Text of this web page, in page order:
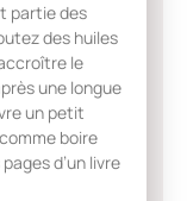
partie des
des huiles
le
une longue
un petit
boire
d’un livre